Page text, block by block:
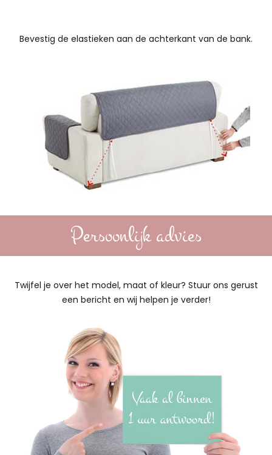
Bevestig de elastieken aan de achterkant van de bank.
Persoonlijk advies
Twijfel je over het model, maat of kleur? Stuur ons gerust
een bericht en wij helpen je verder!